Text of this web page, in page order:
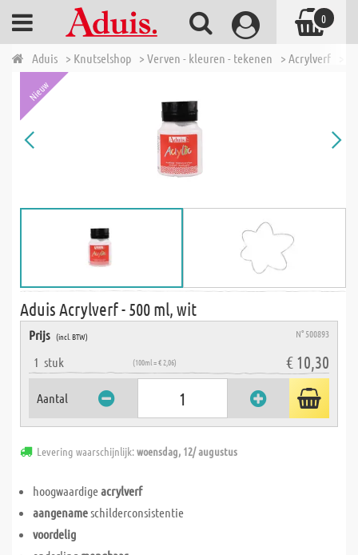
Aduis > Knutselshop > Verven - kleuren - tekenen > Acrylverf
Nieuw
Aduis Acrylverf - 500 ml, wit
Prijs (incl. BTW) N° 500893
1 stuk (100ml = € 2,06) € 10,30
Aantal
Levering waarschijnlijk:woensdag, 12/ augustus
hoogwaardigeacrylverf
aangenameschilderconsistentie
voordelig
0